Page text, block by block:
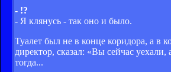
- !?
- Я клянусь - так оно и было.
Туалет был не в конце коридора, а в
директор, сказал: «Вы сейчас
тогда...